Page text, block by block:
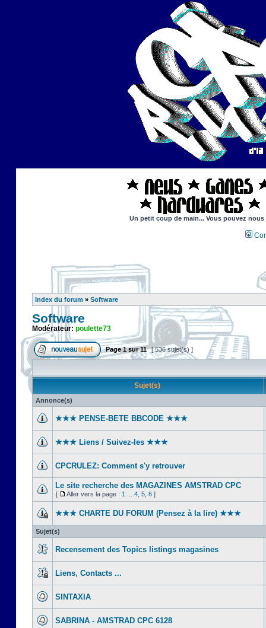
Un petit coup de main... Vous pouvez
Index du forum » Software
Software
Modérateur: poulette73
Page1sur11 [ 536 sujet(s) ]
Sujet(s)
Annonce(s)
★★★ PENSE-BETE BBCODE ★★★
★★★ Liens / Suivez-les ★★★
CPCRULEZ: Comment s'y retrouver‎
Le site recherche des MAGAZINES AMSTRAD CPC
[ Aller vers la page : 1 4 5 6 ]
★★★ CHARTE DU FORUM (Pensez à la lire) ★★★
Sujet(s)
Recensement des Topics listings magasines
Liens, Contacts ...
SINTAXIA
SABRINA - AMSTRAD CPC 6128